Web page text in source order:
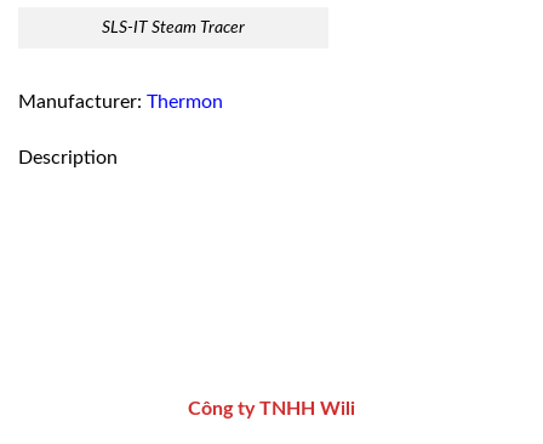
SLS-IT Steam Tracer
Manufacturer: Thermon
Description
Công ty TNHH Wili